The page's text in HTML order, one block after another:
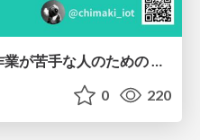
[ChatGPT Work LT]事務作業が苦手な人のための バックオフィスの「半」自動化
0 220